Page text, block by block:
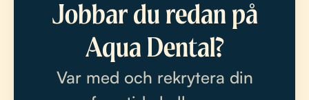
Jobbar du redan på
Aqua Dental?
Var med och rekrytera din